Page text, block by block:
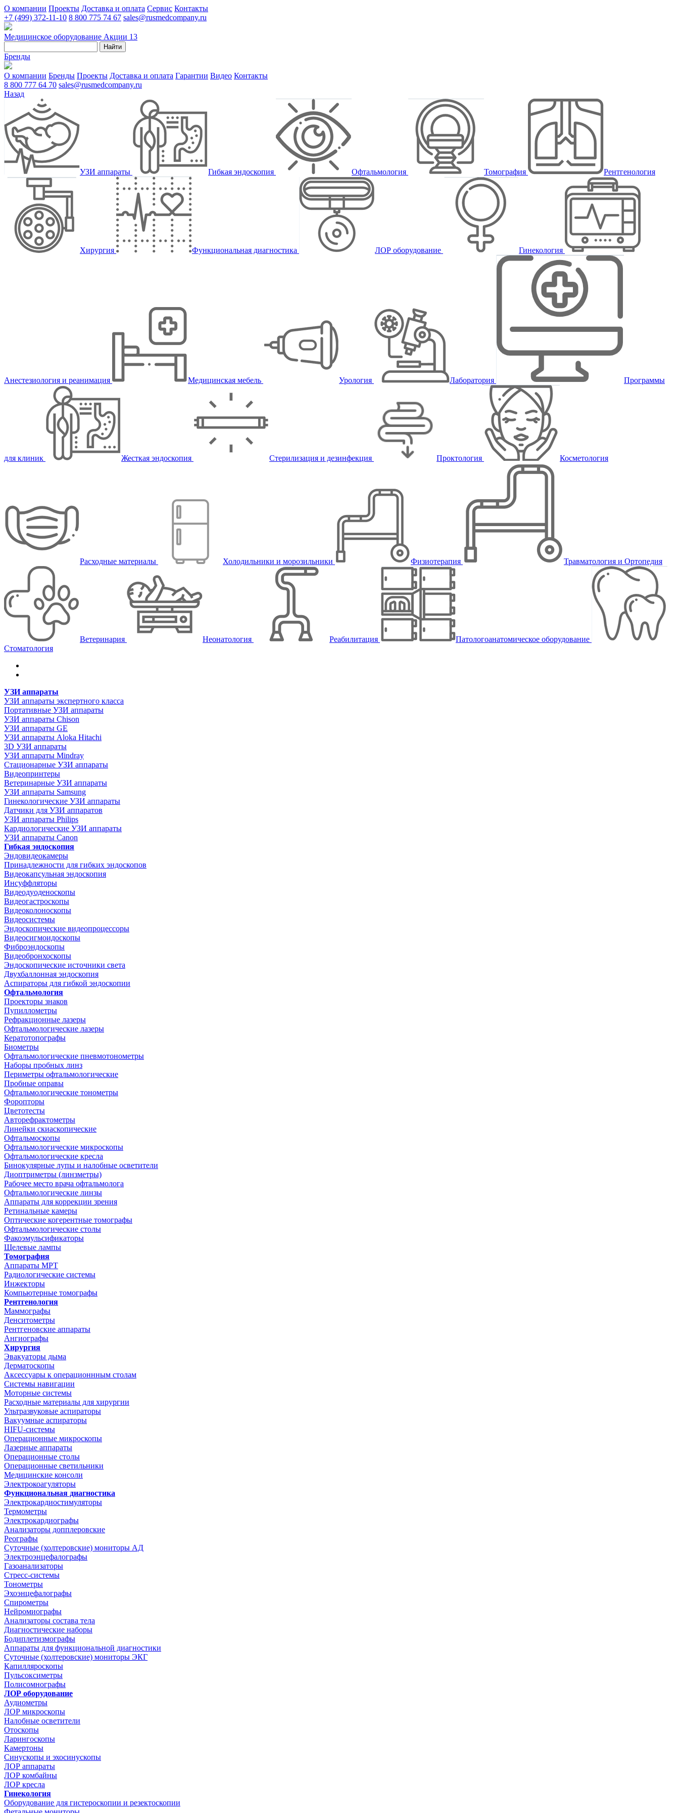
О компании Проекты Доставка и оплата Сервис Контакты
+7 (499) 372-11-10 8 800 775 74 67 sales@rusmedcompany.ru
Медицинское оборудование Акции 13
Найти
Бренды
О компании Бренды Проекты Доставка и оплата Гарантии Видео Контакты
8 800 777 64 70 sales@rusmedcompany.ru
Назад
УЗИ аппараты Гибкая эндоскопия Офтальмология Томография Рентгенология
Хирургия Функциональная диагностика ЛОР оборудование Гинекология
Анестезиология и реанимация Медицинская мебель Урология Лаборатория Программы
для клиник Жесткая эндоскопия Стерилизация и дезинфекция Проктология Косметология
Расходные материалы Холодильники и морозильники Физиотерапия Травматология и Ортопедия
Ветеринария Неонатология Реабилитация
Патологоанатомическое оборудование
Стоматология
УЗИ аппараты
УЗИ аппараты экспертного класса
Портативные УЗИ аппараты
УЗИ аппараты Chison
УЗИ аппараты GE
УЗИ аппараты Aloka Hitachi
3D УЗИ аппараты
УЗИ аппараты Mindray
Стационарные УЗИ аппараты
Видеопринтеры
Ветеринарные УЗИ аппараты
УЗИ аппараты Samsung
Гинекологические УЗИ аппараты
Датчики для УЗИ аппаратов
УЗИ аппараты Philips
Кардиологические УЗИ аппараты
УЗИ аппараты Canon
Гибкая эндоскопия
Эндовидеокамеры
Принадлежности для гибких эндоскопов
Видеокапсульная эндоскопия
Инсуффляторы
Видеодуоденоскопы
Видеогастроскопы
Видеоколоноскопы
Видеосистемы
Эндоскопические видеопроцессоры
Видеосигмоидоскопы
Фиброэндоскопы
Видеобронхоскопы
Эндоскопические источники света
Двухбаллонная эндоскопия
Аспираторы для гибкой эндоскопии
Офтальмология
Проекторы знаков
Пупиллометры
Рефракционные лазеры
Офтальмологические лазеры
Кератотопографы
Биометры
Офтальмологические пневмотонометры
Наборы пробных линз
Периметры офтальмологические
Пробные оправы
Офтальмологические тонометры
Форопторы
Цветотесты
Авторефрактометры
Линейки скиаскопические
Офтальмоскопы
Офтальмологические микроскопы
Офтальмологические кресла
Бинокулярные лупы и налобные осветители
Диоптриметры (линзметры)
Рабочее место врача офтальмолога
Офтальмологические линзы
Аппараты для коррекции зрения
Ретинальные камеры
Оптические когерентные томографы
Офтальмологические столы
Факоэмульсификаторы
Щелевые лампы
Томография
Аппараты МРТ
Радиологические системы
Инжекторы
Компьютерные томографы
Рентгенология
Маммографы
Денситометры
Рентгеновские аппараты
Ангиографы
Хирургия
Эвакуаторы дыма
Дерматоскопы
Аксессуары к операционнным столам
Системы навигации
Моторные системы
Расходные материалы для хирургии
Ультразвуковые аспираторы
Вакуумные аспираторы
HIFU-системы
Операционные микроскопы
Лазерные аппараты
Операционные столы
Операционные светильники
Медицинские консоли
Электрокоагуляторы
Функциональная диагностика
Электрокардиостимуляторы
Термометры
Электрокардиографы
Анализаторы допплеровские
Реографы
Суточные (холтеровские) мониторы АД
Электроэнцефалографы
Газоанализаторы
Стресс-системы
Тонометры
Эхоэнцефалографы
Спирометры
Нейромиографы
Анализаторы состава тела
Диагностические наборы
Бодиплетизмографы
Аппараты для функциональной диагностики
Суточные (холтеровские) мониторы ЭКГ
Капилляроскопы
Пульсоксиметры
Полисомнографы
ЛОР оборудование
Аудиометры
ЛОР микроскопы
Налобные осветители
Отоскопы
Ларингоскопы
Камертоны
Синускопы и эхосинускопы
ЛОР аппараты
ЛОР комбайны
ЛОР кресла
Гинекология
Оборудование для гистероскопии и резектоскопии